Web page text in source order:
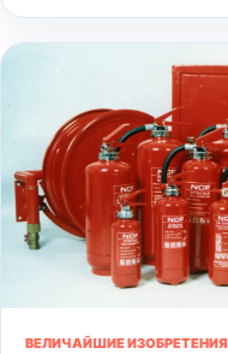
ВЕЛИЧАЙШИЕ ИЗОБРЕТЕНИЯ